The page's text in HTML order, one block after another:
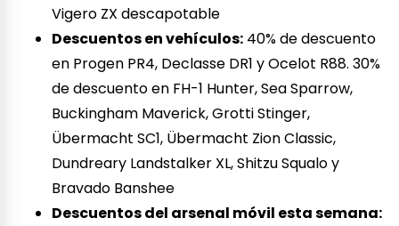
Vigero ZX descapotable
Descuentos en vehículos: 40% de descuento
en Progen PR4, Declasse DR1 y Ocelot R88. 30%
de descuento en FH-1 Hunter, Sea Sparrow,
Buckingham Maverick, Grotti Stinger,
Übermacht SC1, Übermacht Zion Classic,
Dundreary Landstalker XL, Shitzu Squalo y
Bravado Banshee
Descuentos del arsenal móvil esta semana: